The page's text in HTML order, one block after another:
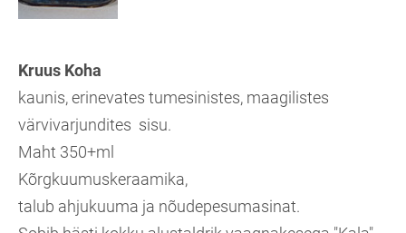
Kruus Koha
kaunis, erinevates tumesinistes, maagilistes
värvivarjundites sisu.
Maht 350+ml
Kõrgkuumuskeraamika,
talub ahjukuuma ja nõudepesumasinat.